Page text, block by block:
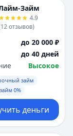
Займ
4.9
12отзывов)
до 20 000 ₽
до 40 дней
Высокое
займ
0%
деньги